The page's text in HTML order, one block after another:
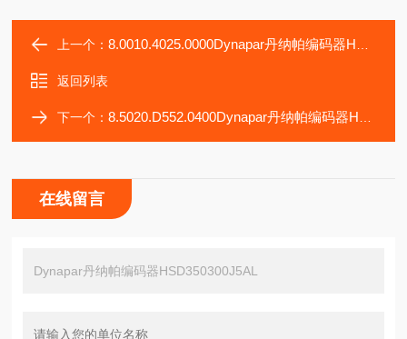
上一个：8.0010.4025.0000Dynapar丹纳帕编码器HSD350300J5AK
返回列表
下一个：8.5020.D552.0400Dynapar丹纳帕编码器HSD350300J5AM
在线留言